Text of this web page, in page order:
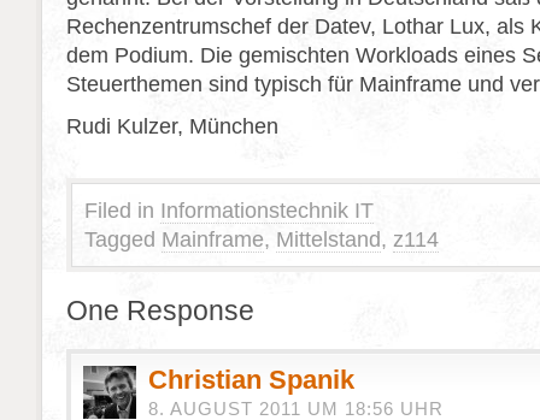
Rechenzentrumschef der Datev, Lothar Lux, als
dem Podium. Die gemischten Workloads eines
Steuerthemen sind typisch für Mainframe und
Rudi Kulzer, München
Filed in Informationstechnik IT
Tagged Mainframe, Mittelstand, z114
One Response
Christian Spanik
8. AUGUST 2011 UM 18:56 UHR